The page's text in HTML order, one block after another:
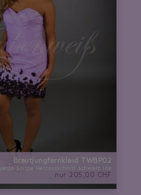
Brautjungfernkleid TWBP02
Spitze Herzausschnitt schwarz lila
nur 205,00 CHF